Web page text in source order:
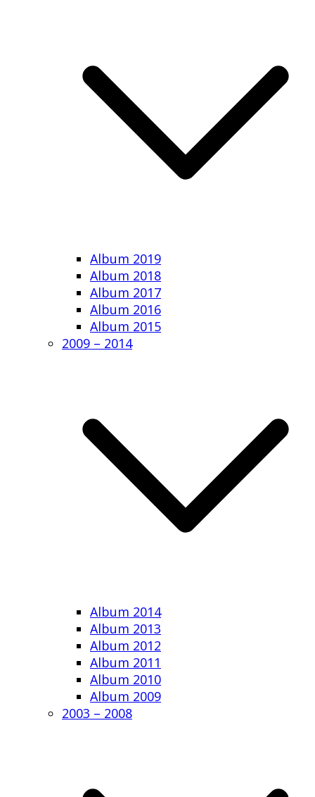
Album 2019
Album 2018
Album 2017
Album 2016
Album 2015
2009 – 2014
Album 2014
Album 2013
Album 2012
Album 2011
Album 2010
Album 2009
2003 – 2008